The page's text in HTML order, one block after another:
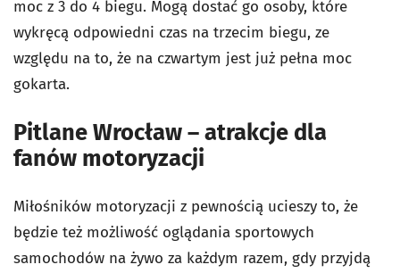
moc z 3 do 4 biegu. Mogą dostać go osoby, które
wykręcą odpowiedni czas na trzecim biegu, ze
względu na to, że na czwartym jest już pełna moc
gokarta.
Pitlane Wrocław – atrakcje dla
fanów motoryzacji
Miłośników motoryzacji z pewnością ucieszy to, że
będzie też możliwość oglądania sportowych
samochodów na żywo za każdym razem, gdy przyjdą